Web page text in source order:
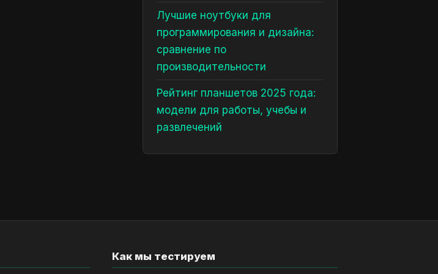
Лучшие ноутбуки для
программирования и дизайна:
сравнение по
производительности
Рейтинг планшетов 2025 года:
модели для работы, учебы и
развлечений
Как мы тестируем